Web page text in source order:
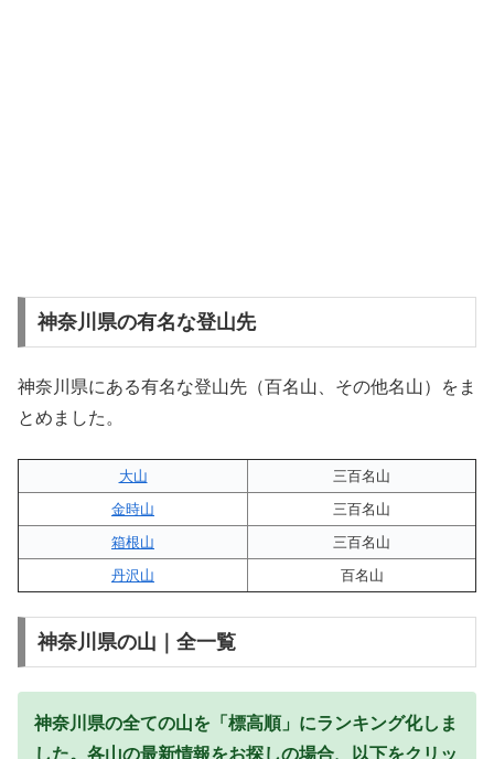
神奈川県の有名な登山先
神奈川県にある有名な登山先（百名山、その他名山）をま
とめました。
大山
三百名山
金時山
三百名山
箱根山
三百名山
丹沢山
百名山
神奈川県の山｜全一覧
神奈川県の全ての山を「標高順」にランキング化しま
した。 各山の最新情報をお探しの場合、以下をクリッ